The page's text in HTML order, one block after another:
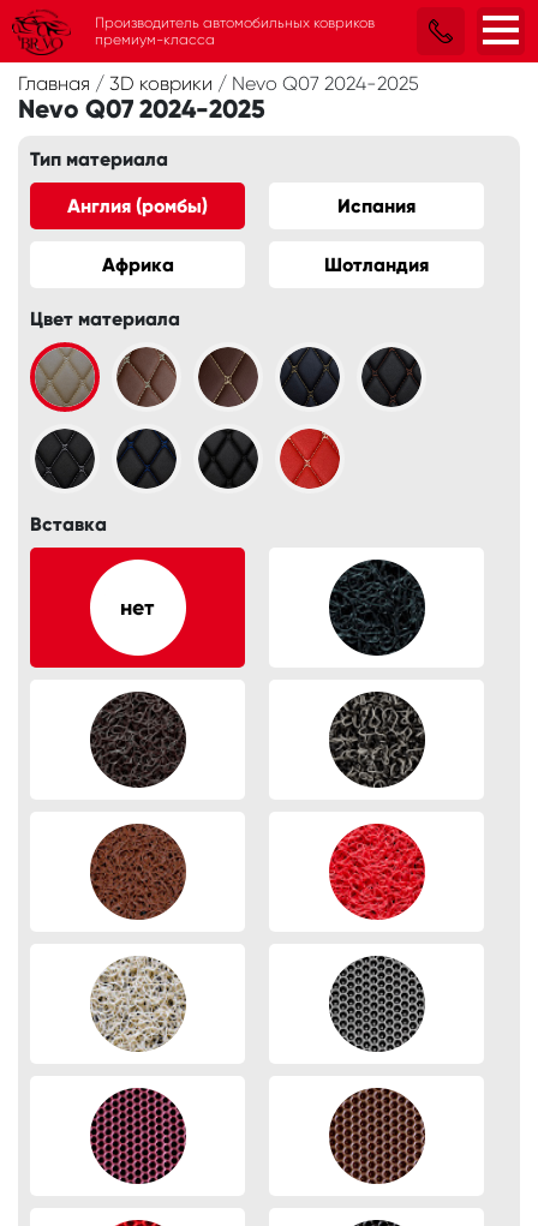
Главная / 3D коврики / Nevo Q07 2024-2025
Nevo Q07 2024-2025
Тип материала
Англия (ромбы) Испания
Африка Шотландия
Цвет материала
Вставка
Производитель автомобильных ковриков
премиум-класса